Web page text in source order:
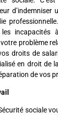
d’indemniser
incapacités
problème
droits de
en droit de
de vos
sociale